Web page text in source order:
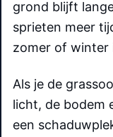
grond blijft
sprieten meer
zomer of winter
Als je de
licht, de bodem
een